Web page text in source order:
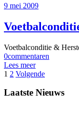
9 mei 2009
Voetbalconditie &
0commentaren
Lees meer
1 2 Volgende
Laatste Nieuws